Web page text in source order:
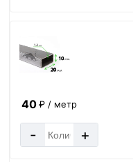
40₽ / метр
- +